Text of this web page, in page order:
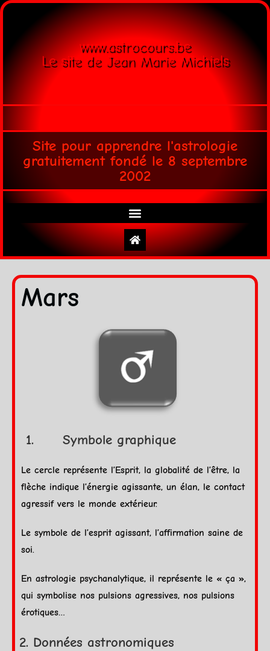
www.astrocours.be
Le site de Jean Marie Michiels
Site pour apprendre l'astrologie
gratuitement fondé le 8 septembre
2002
Mars
1. Symbole graphique
Le cercle représente l’Esprit, la globalité de l’être, la
flèche indique l’énergie agissante, un élan, le contact
agressif vers le monde extérieur.
Le symbole de l’esprit agissant, l’affirmation saine de
soi.
En astrologie psychanalytique, il représente le « ça »,
qui symbolise nos pulsions agressives, nos pulsions
érotiques…
Données astronomiques